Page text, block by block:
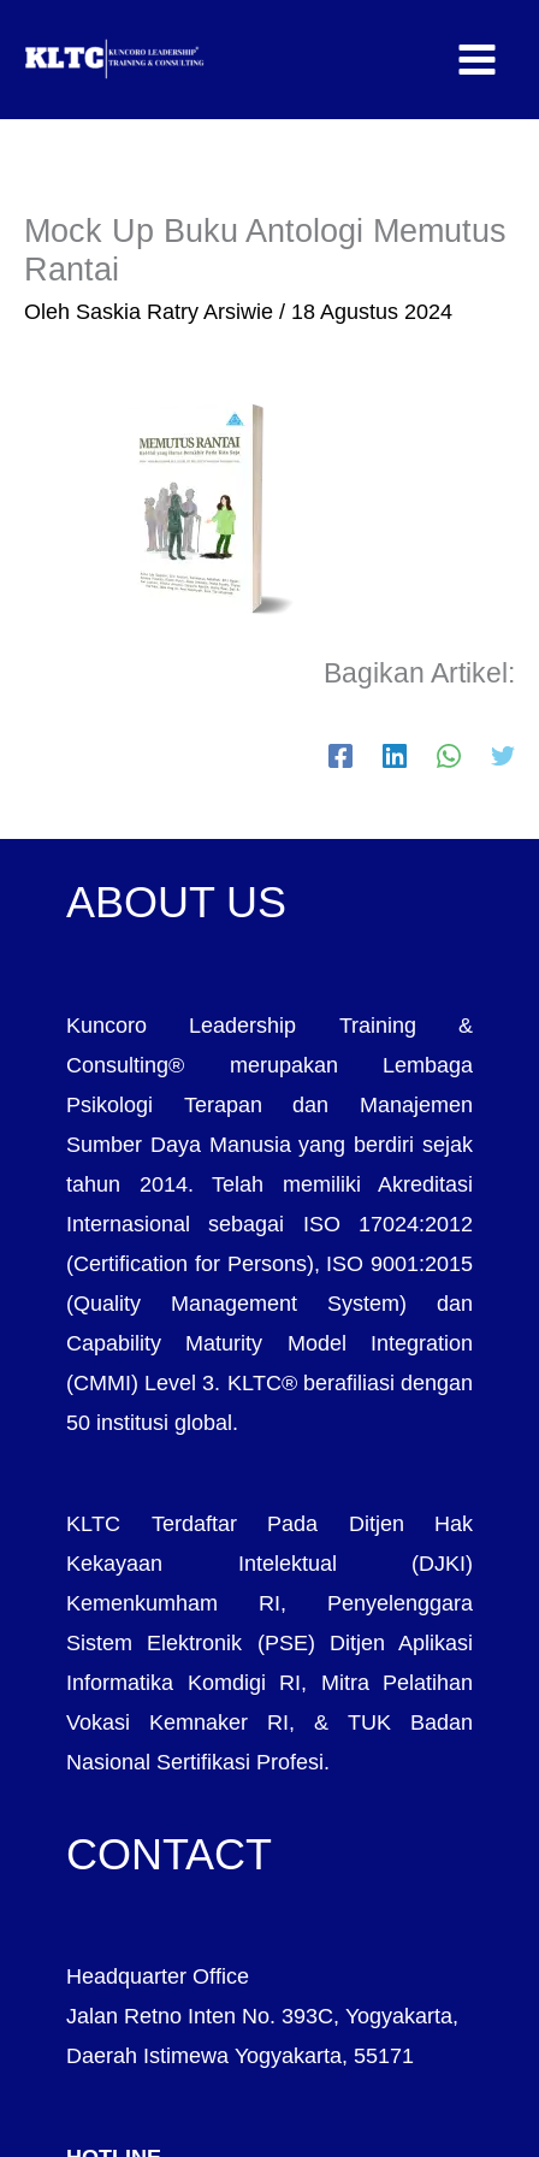
Mock Up Buku Antologi Memutus
Rantai
Oleh Saskia Ratry Arsiwie / 18 Agustus 2024
Bagikan Artikel:
ABOUT US
Kuncoro Leadership Training &
Consulting® merupakan Lembaga
Psikologi Terapan dan Manajemen
Sumber Daya Manusia yang berdiri sejak
tahun 2014. Telah memiliki Akreditasi
Internasional sebagai ISO 17024:2012
(Certification for Persons), ISO 9001:2015
(Quality Management System) dan
Capability Maturity Model Integration
(CMMI) Level 3. KLTC® berafiliasi dengan
50 institusi global.
KLTC Terdaftar Pada Ditjen Hak
Kekayaan Intelektual (DJKI)
Kemenkumham RI, Penyelenggara
Sistem Elektronik (PSE) Ditjen Aplikasi
Informatika Komdigi RI, Mitra Pelatihan
Vokasi Kemnaker RI, & TUK Badan
Nasional Sertifikasi Profesi.
CONTACT
Headquarter Office
Jalan Retno Inten No. 393C, Yogyakarta,
Daerah Istimewa Yogyakarta, 55171